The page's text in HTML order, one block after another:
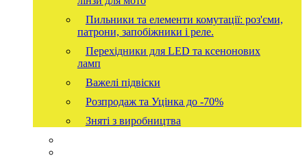
Пильники та елементи комутації: роз'єми,
патрони, запобіжники і реле.
Перехідники для LED та ксенонових
ламп
Важелі підвіски
Розпродаж та Уцінка до -70%
Зняті з виробництва